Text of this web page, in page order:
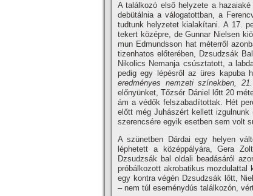
A találkozó első helyzete a
debütálnia a válogatottban, a
tudtunk helyzetet kialakí­tani. A 17.
tekert középre, de Gunnar Nielsen
mun Edmundsson hat méterről
tizenhatos előterében, Dzsudzsák
Nikolics Nemanja csúsztatott, a
pedig egy lépésről az üres kapuba
eredményes nemzeti szí­nekben,
előnyünket, Tőzsér Dániel lőtt 20
ám a védők felszabadí­tottak. Hét
előtt még Juhászért kellett
szerencsére egyik esetben sem volt
A szünetben Dárdai egy helyen
léphetett a középpályára, Gera
Dzsudzsák bal oldali beadásáról
próbálkozott akrobatikus
egy kontra végén Dzsudzsák lőtt,
– nem túl eseménydús találkozón,